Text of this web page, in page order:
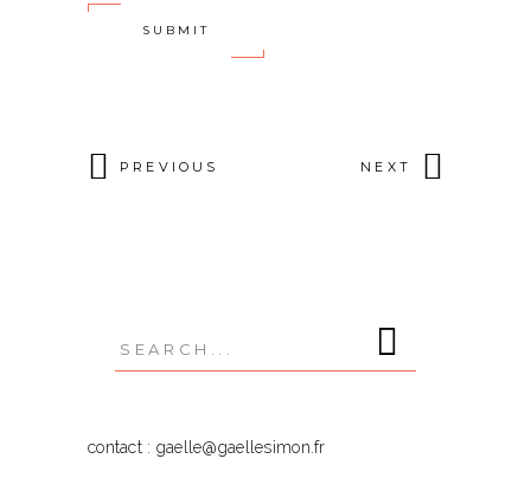
PREVIOUS NEXT
Search
for:
contact : gaelle@gaellesimon.fr